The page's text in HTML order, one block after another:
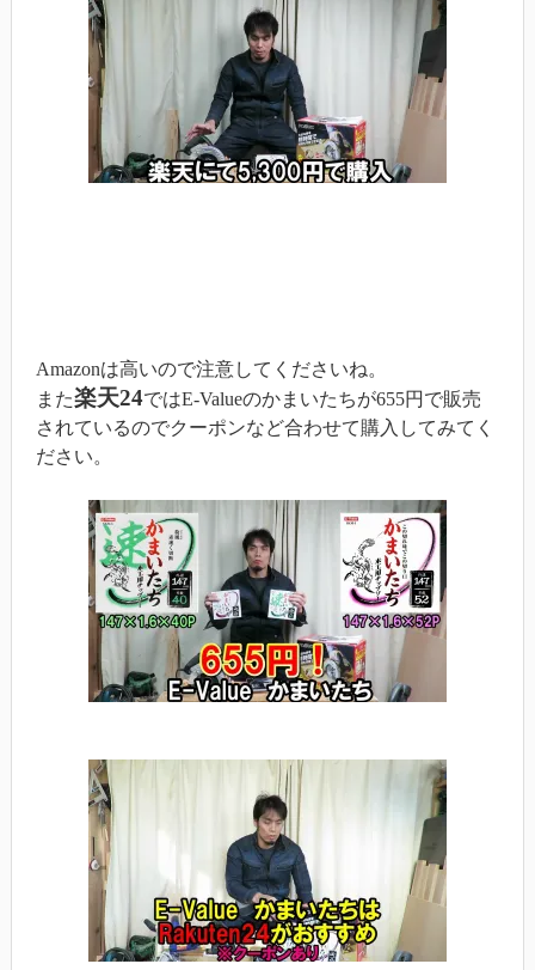
Amazonは高いので注意してくださいね。
また楽天24ではE-Valueのかまいたちが655円で販売
されているのでクーポンなど合わせて購入してみてく
ださい。